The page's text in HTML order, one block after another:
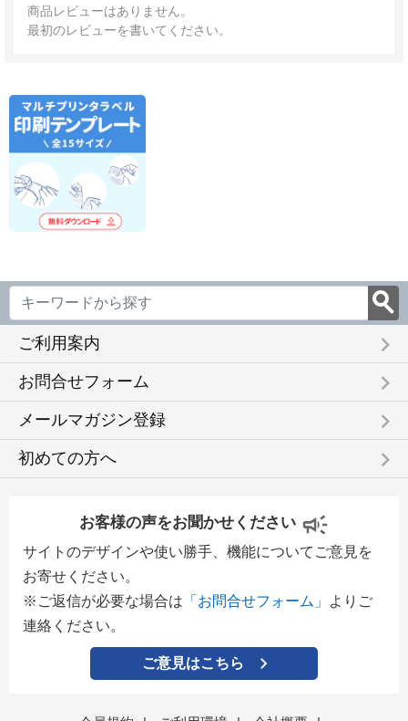
商品レビューはありません。
最初のレビューを書いてください。
ご利用案内 keyboard_arrow_right
お問合せフォーム keyboard_arrow_right
メールマガジン登録 keyboard_arrow_right
初めての方へ keyboard_arrow_right
お客様の声をお聞かせください
サイトのデザインや使い勝手、機能についてご意見を
お寄せください。
※ご返信が必要な場合は 「お問合せフォーム」
よりご
連絡ください。
ご意見はこちら